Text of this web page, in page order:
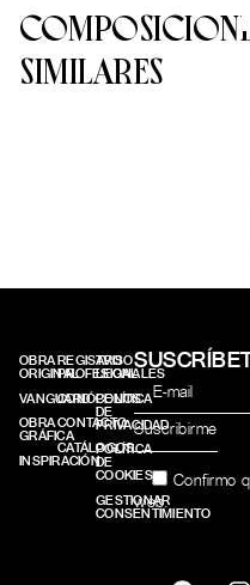
SIMILARES
OBRA
ORIGINAL
VANGUARD
OBRA
GRÁFICA
INSPIRACIÓN
REGISTRO
PROFESIONALES
CONÓCENOS
CONTACTO
CATÁLOGOS
AVISO
LEGAL
POLÍTICA
DE
PRIVACIDAD
POLÍTICA
DE
COOKIES
GESTIONAR
CONSENTIMIENTO
Confirmo
web.